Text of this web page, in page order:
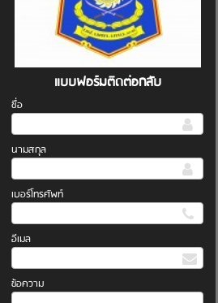
แบบฟอร์มติดต่อกลับ
ชื่อ
นามสกุล
เบอร์โทรศัพท์
อีเมล
ข้อความ